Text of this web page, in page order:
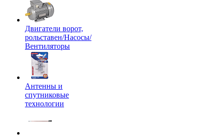
Двигатели ворот,
рольставен/Насосы/
Вентиляторы
Антенны и
спутниковые
технологии